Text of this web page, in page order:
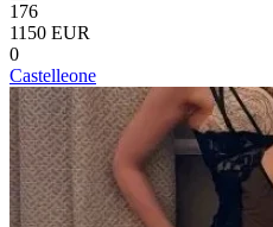
176
1150 EUR
0
Castelleone